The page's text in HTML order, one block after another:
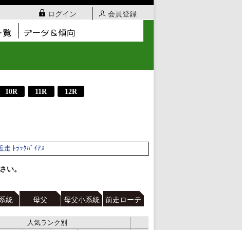
ログイン 会員登録
10R 11R 12R
走 ﾄﾗｯｸﾊﾞｲｱｽ
い。
統 母父 母父小系統 前走ローテ
人気ランク別